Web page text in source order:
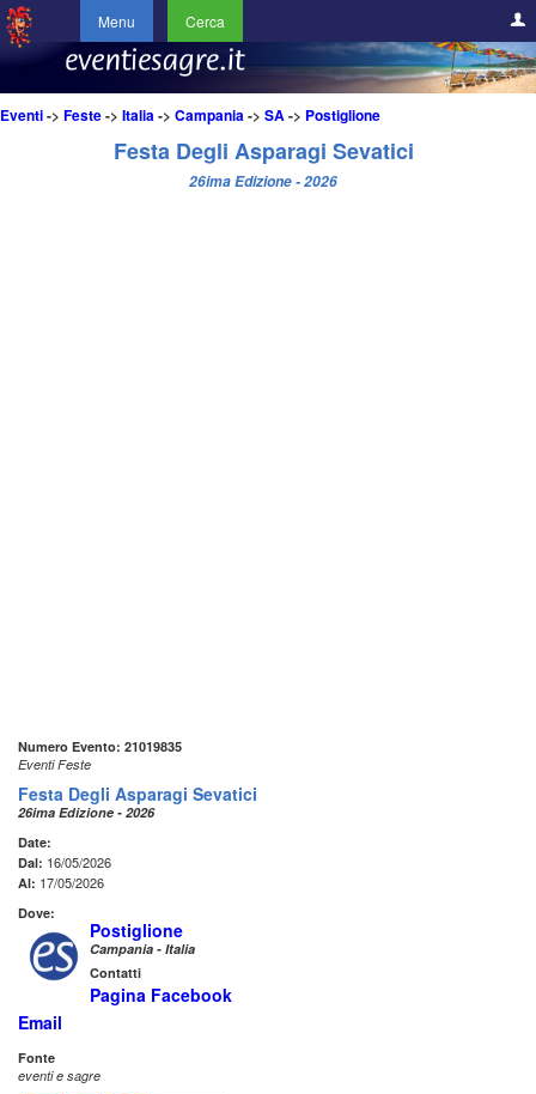
Menu Cerca
Eventi-> Feste-> Italia-> Campania-> SA-> Postiglione
Festa Degli Asparagi Sevatici
26ima Edizione - 2026
Numero Evento: 21019835
Eventi Feste
Festa Degli Asparagi Sevatici
26ima Edizione - 2026
Date:
Dal: 16/05/2026
Al: 17/05/2026
Dove:
Postiglione
Campania - Italia
Contatti
Pagina Facebook
Email
Fonte
eventi e sagre